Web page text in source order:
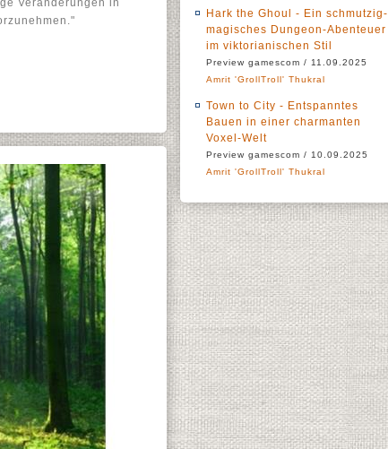
Veränderungen in
Hark the Ghoul - Ein schmutzig-
magisches Dungeon-Abenteuer
im viktorianischen Stil
Preview gamescom / 11.09.2025
Amrit 'GrollTroll' Thukral
Town to City - Entspanntes
Bauen in einer charmanten
Voxel-Welt
Preview gamescom / 10.09.2025
Amrit 'GrollTroll' Thukral